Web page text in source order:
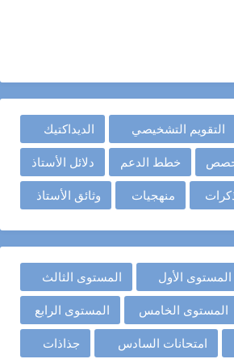
التقويم التشخيصي الديداكتيك
خطط الدعم دلائل الأستاذ
منهجيات وثائق الأستاذ
المستوى الأول المستوى الثالث
المستوى الخامس المستوى الرابع
امتحانات السادس جذاذات